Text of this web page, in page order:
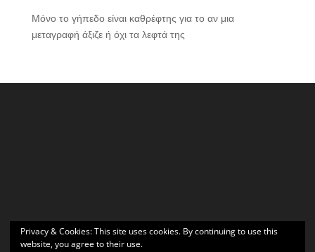
Μόνο το γήπεδο είναι καθρέφτης για το αν μια
μεταγραφή άξιζε ή όχι τα λεφτά της
Privacy & Cookies: This site uses cookies. By continuing to use this
website, you agree to their use.